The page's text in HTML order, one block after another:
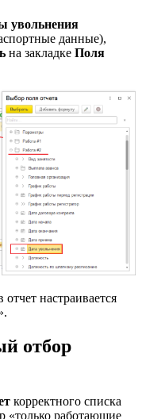
увольнения
данные),
на закладке Поля
настраивается
отбор
корректного списка
«только работающие